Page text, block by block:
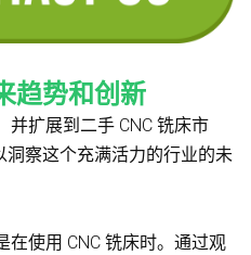
趋势和创新
并扩展到二手 CNC 铣床市
察这个充满活力的行业的未
在使用 CNC 铣床时。通过观